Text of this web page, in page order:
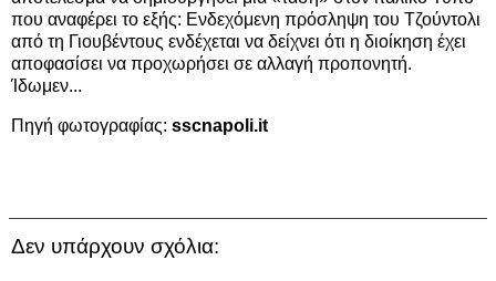
που αναφέρει το εξής: Ενδεχόμενη πρόσληψη του Τζούντολι
από τη Γιουβέντους ενδέχεται να δείχνει ότι η διοίκηση έχει
αποφασίσει να προχωρήσει σε αλλαγή προπονητή.
Ίδωμεν...
Πηγή φωτογραφίας: sscnapoli.it
Δεν υπάρχουν σχόλια: